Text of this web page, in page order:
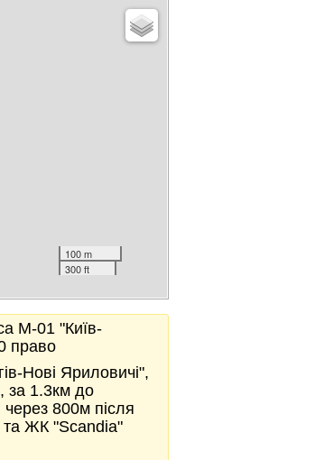
100 m
300 ft
М-01 "Київ-
право
Нові Яриловичі",
за 1.3км до
800м після
та ЖК "Scandia"